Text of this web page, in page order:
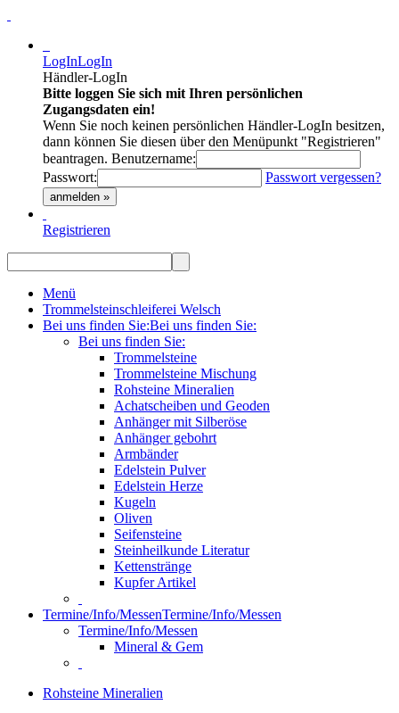
LogInLogIn
Händler-LogIn
Bitte loggen Sie sich mit Ihren persönlichen
Zugangsdaten ein!
Wenn Sie noch keinen persönlichen Händler-LogIn besitzen,
dann können Sie diesen über den Menüpunkt "Registrieren"
beantragen. Benutzername:
Passwort:
Passwort vergessen?
anmelden »
Registrieren
Menü
Trommelsteinschleiferei Welsch
Bei uns finden Sie:Bei uns finden Sie:
Bei uns finden Sie:
Trommelsteine
Trommelsteine Mischung
Rohsteine Mineralien
Achatscheiben und Geoden
Anhänger mit Silberöse
Anhänger gebohrt
Armbänder
Edelstein Pulver
Edelstein Herze
Kugeln
Oliven
Seifensteine
Steinheilkunde Literatur
Kettenstränge
Kupfer Artikel
Termine/Info/MessenTermine/Info/Messen
Termine/Info/Messen
Mineral & Gem
Rohsteine Mineralien